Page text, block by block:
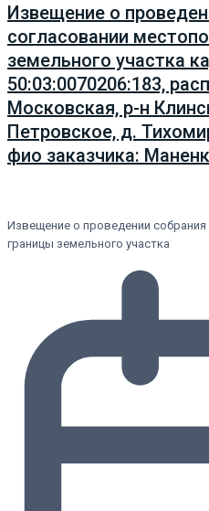
Извещение о
согласовании
земельного участка
50:03:0070206:183,
Московская, р-н
Петровское, д.
фио заказчика:
Извещение о проведении
границы земельного участка